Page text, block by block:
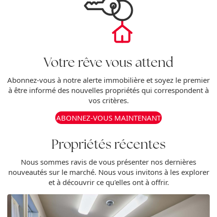
Votre rêve vous attend
Abonnez-vous à notre alerte immobilière et soyez le premier
à être informé des nouvelles propriétés qui correspondent à
vos critères.
ABONNEZ-VOUS MAINTENANT
Propriétés récentes
Nous sommes ravis de vous présenter nos dernières
nouveautés sur le marché. Nous vous invitons à les explorer
et à découvrir ce qu'elles ont à offrir.